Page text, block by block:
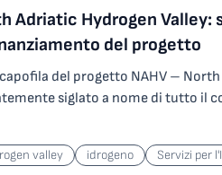
Adriatic Hydrogen
del progetto
del progetto NAHV –
siglato a nome di tutto il
regionali, un contratto
Hydrogen Partnership Joint
valley idrogeno Servizi per